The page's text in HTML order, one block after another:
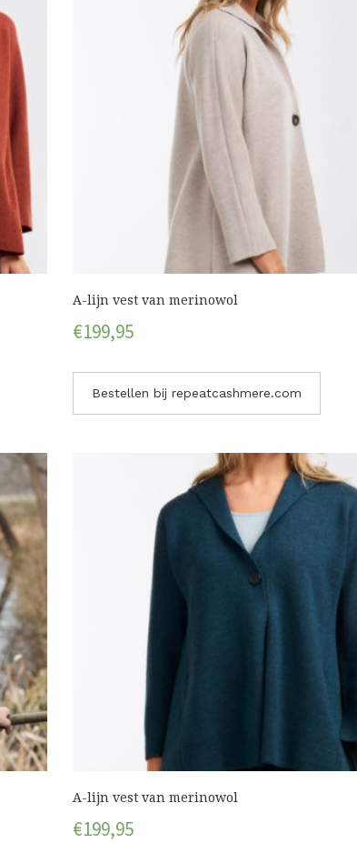
A-lijn vest van merinowol
€199,95
Bestellen bij repeatcashmere.com
A-lijn vest van merinowol
€199,95